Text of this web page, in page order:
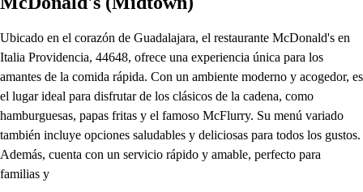
Ubicado en el corazón de Guadalajara, el restaurante McDonald's en
Italia Providencia, 44648, ofrece una experiencia única para los
amantes de la comida rápida. Con un ambiente moderno y acogedor, es
el lugar ideal para disfrutar de los clásicos de la cadena, como
hamburguesas, papas fritas y el famoso McFlurry. Su menú variado
también incluye opciones saludables y deliciosas para todos los gustos.
Además, cuenta con un servicio rápido y amable, perfecto para
familias y